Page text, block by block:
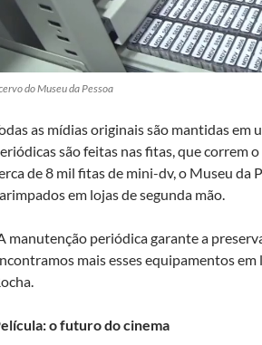
do Museu da Pessoa
as mídias originais são mantidas em
são feitas nas fitas, que correm
de 8 mil fitas de mini-dv, o Museu
em lojas de segunda mão.
manutenção periódica garante a
mais esses equipamentos
o futuro do cinema